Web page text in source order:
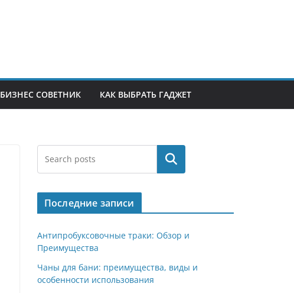
БИЗНЕС СОВЕТНИК КАК ВЫБРАТЬ ГАДЖЕТ
Поиск
Последние записи
Антипробуксовочные траки: Обзор и
Преимущества
Чаны для бани: преимущества, виды и
особенности использования